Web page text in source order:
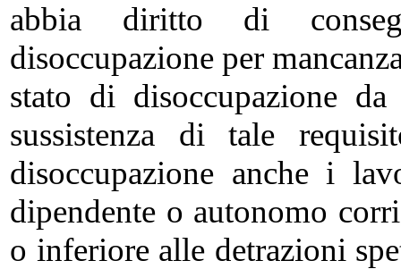
abbia diritto di
disoccupazione per
stato di disoccupazione
sussistenza di tale
disoccupazione anche i
dipendente o autonomo
o inferiore alle detrazioni